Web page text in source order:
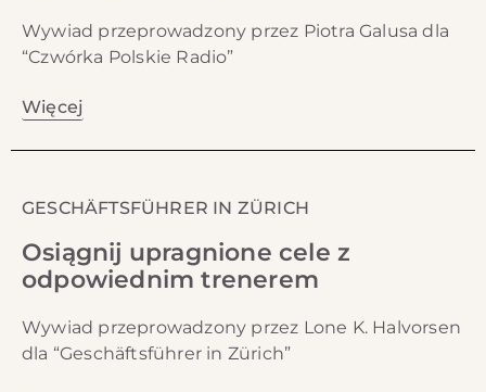
Wywiad przeprowadzony przez Piotra Galusa dla
“Czwórka Polskie Radio”
Więcej
GESCHÄFTSFÜHRER IN ZÜRICH
Osiągnij upragnione cele z
odpowiednim trenerem
Wywiad przeprowadzony przez Lone K. Halvorsen
dla “Geschäftsführer in Zürich”